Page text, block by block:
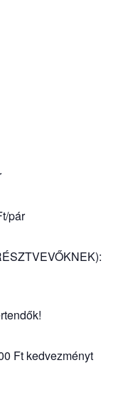
pár
Ft kedvezményt